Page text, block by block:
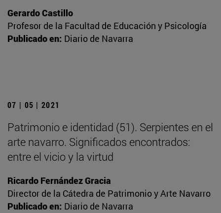
Gerardo Castillo
Profesor de la Facultad de Educación y Psicología
Publicado en: Diario de Navarra
07 | 05 | 2021
Patrimonio e identidad (51). Serpientes en el
arte navarro. Significados encontrados:
entre el vicio y la virtud
Ricardo Fernández Gracia
Director de la Cátedra de Patrimonio y Arte Navarro
Publicado en: Diario de Navarra